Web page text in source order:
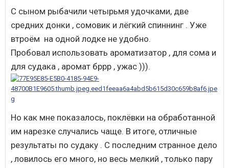
С сыном рыбачили четырьмя удочками, две
средних донки , сомовик и лёгкий спиннинг . Уже
втроём на одной лодке не удобно.
Пробовал использовать ароматизатор , для сома и
для судака , аромат бррр , ужас ))).
Но как мне показалось, поклёвки на обработанной
им нарезке случались чаще. В итоге, отличные
результаты по судаку . С последним странное дело
, ловилось его много, но весь мелкий , только пару